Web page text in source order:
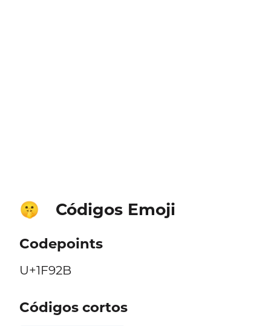
🤫 Códigos Emoji
Codepoints
U+1F92B
Códigos cortos